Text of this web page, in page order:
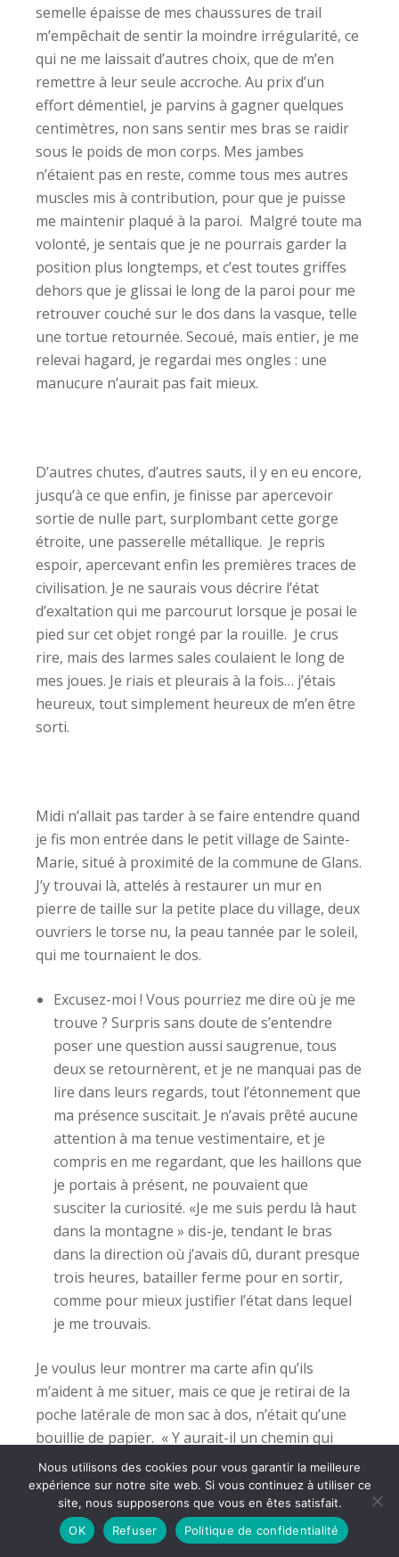
semelle épaisse de mes chaussures de trail
m’empêchait de sentir la moindre irrégularité, ce
qui ne me laissait d’autres choix, que de m’en
remettre à leur seule accroche. Au prix d’un
effort démentiel, je parvins à gagner quelques
centimètres, non sans sentir mes bras se raidir
sous le poids de mon corps. Mes jambes
n’étaient pas en reste, comme tous mes autres
muscles mis à contribution, pour que je puisse
me maintenir plaqué à la paroi. Malgré toute ma
volonté, je sentais que je ne pourrais garder la
position plus longtemps, et c’est toutes griffes
dehors que je glissai le long de la paroi pour me
retrouver couché sur le dos dans la vasque, telle
une tortue retournée. Secoué, mais entier, je me
relevai hagard, je regardai mes ongles : une
manucure n’aurait pas fait mieux.
D’autres chutes, d’autres sauts, il y en eu encore,
jusqu’à ce que enfin, je finisse par apercevoir
sortie de nulle part, surplombant cette gorge
étroite, une passerelle métallique. Je repris
espoir, apercevant enfin les premières traces de
civilisation. Je ne saurais vous décrire l’état
d’exaltation qui me parcourut lorsque je posai le
pied sur cet objet rongé par la rouille. Je crus
rire, mais des larmes sales coulaient le long de
mes joues. Je riais et pleurais à la fois… j’étais
heureux, tout simplement heureux de m’en être
sorti.
Midi n’allait pas tarder à se faire entendre quand
je fis mon entrée dans le petit village de Sainte-
Marie, situé à proximité de la commune de Glans.
J’y trouvai là, attelés à restaurer un mur en
pierre de taille sur la petite place du village, deux
ouvriers le torse nu, la peau tannée par le soleil,
qui me tournaient le dos.
Excusez-moi ! Vous pourriez me dire où je me
trouve ? Surpris sans doute de s’entendre
poser une question aussi saugrenue, tous
deux se retournèrent, et je ne manquai pas de
lire dans leurs regards, tout l’étonnement que
ma présence suscitait. Je n’avais prêté aucune
attention à ma tenue vestimentaire, et je
compris en me regardant, que les haillons que
je portais à présent, ne pouvaient que
susciter la curiosité. «Je me suis perdu là haut
dans la montagne » dis-je, tendant le bras
dans la direction où j’avais dû, durant presque
trois heures, batailler ferme pour en sortir,
comme pour mieux justifier l’état dans lequel
je me trouvais.
Je voulus leur montrer ma carte afin qu’ils
m’aident à me situer, mais ce que je retirai de la
poche latérale de mon sac à dos, n’était qu’une
bouillie de papier. « Y aurait-il un chemin qui
part d’ici, et me permettrait de rejoindre le GR 5
? » Mais la seule réponse qu’ils m’adressèrent,
fut cette interrogation : « vous n’êtes pas
blessé ? » Je fis mine d’essuyer d’un revers de la
Nous utilisons des cookies pour vous garantir la meilleure
expérience sur notre site web. Si vous continuez à utiliser ce
site, nous supposerons que vous en êtes satisfait.
OK
Refuser Politique de confidentialité